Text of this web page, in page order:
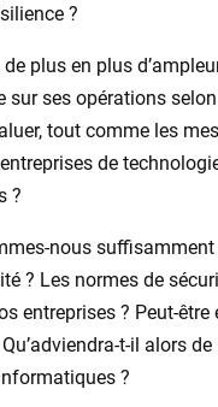
?
plus en plus
sur ses opérations
tout comme les
de
?
nous
? Les normes de
entreprises ? Peut-être
t-il alors
?